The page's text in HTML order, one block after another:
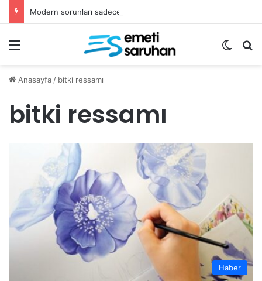
Modern sorunları sadece fetvalarla çözemeyiz
Menü Dış
Anasayfa/ bitki ressamı
bitki ressamı
Haber